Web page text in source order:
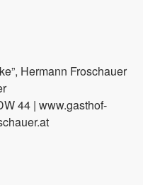
Hermann Froschauer
44 | www.gasthof-